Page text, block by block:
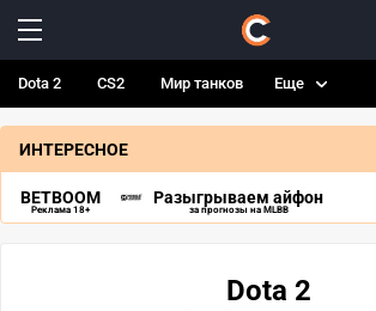
Dota 2 CS2 Мир танков Еще
ИНТЕРЕСНОЕ
BETBOOM
Реклама 18+
Разыгрываем айфон
за прогнозы на MLBB
Dota 2